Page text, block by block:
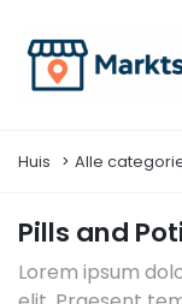
Huis Alle
Pills and
Lorem ipsum